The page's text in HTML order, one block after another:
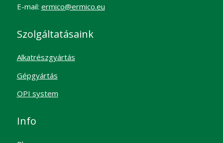
E-mail: ermico@ermico.eu
Szolgáltatásaink
Alkatrészgyártás
Gépgyártás
OPI system
Info